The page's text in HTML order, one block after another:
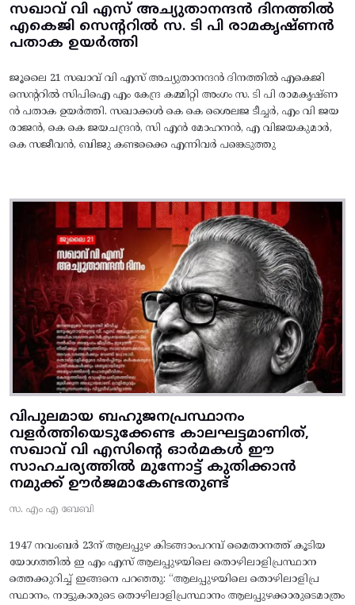
സഖാവ് വി എസ് അച്യുതാനന്ദൻ ദിനത്തിൽ
എകെജി സെന്ററിൽ സ. ടി പി രാമകൃഷ്‌ണൻ
പതാക ഉയർത്തി
ജൂലൈ 21 സഖാവ് വി എസ് അച്യുതാനന്ദൻ ദിനത്തിൽ എകെജി
സെന്ററിൽ സിപിഐ എം കേന്ദ്ര കമ്മിറ്റി അംഗം സ. ടി പി രാമകൃഷ്‌ണ
ൻ പതാക ഉയർത്തി. സഖാക്കൾ കെ കെ ശൈലജ ടീച്ചർ, എം വി ജയ
രാജൻ, കെ കെ ജയചന്ദ്രൻ, സി എൻ മോഹനൻ, എ വിജയകുമാർ,
കെ സജീവൻ, ബിജു കണ്ടക്കൈ എന്നിവർ പങ്കെടുത്തു
വിപുലമായ ബഹുജനപ്രസ്ഥാനം
വളർത്തിയെടുക്കേണ്ട കാലഘട്ടമാണിത്,
സഖാവ് വി എസിന്റെ ഓർമകൾ ഈ
സാഹചര്യത്തിൽ മുന്നോട്ട്‌ കുതിക്കാൻ
നമുക്ക് ഊർജമാകേണ്ടതുണ്ട്
സ. എം എ ബേബി
1947 നവംബർ 23ന് ആലപ്പുഴ കിടങ്ങാംപറമ്പ്‌ മൈതാനത്ത്‌ കൂടിയ
യോഗത്തിൽ ഇ എം എസ് ആലപ്പുഴയിലെ തൊഴിലാളിപ്രസ്ഥാന
ത്തെക്കുറിച്ച് ഇങ്ങനെ പറഞ്ഞു: “ആലപ്പുഴയിലെ തൊഴിലാളിപ്ര
സ്ഥാനം, നാട്ടുകാരുടെ തൊഴിലാളിപ്രസ്ഥാനം ആലപ്പുഴക്കാരുടെമാത്രം